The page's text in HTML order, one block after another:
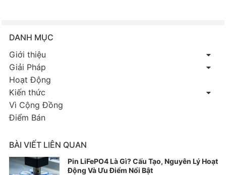
DANH MỤC
Giới thiệu
Giải Pháp
Hoạt Động
Kiến thức
Vì Cộng Đồng
Điểm Bán
BÀI VIẾT LIÊN QUAN
Pin LiFePO4 Là Gì? Cấu Tạo, Nguyên Lý Hoạt
Động Và Ưu Điểm Nổi Bật